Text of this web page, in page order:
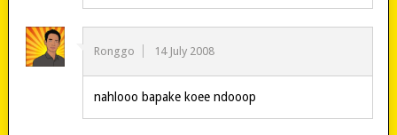
Ronggo 14 July 2008
nahlooo bapake koee ndooop